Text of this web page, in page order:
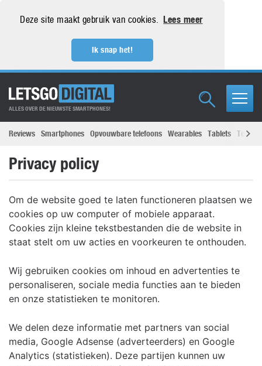
Deze site maakt gebruik van cookies. Lees meer
Ik snap het!
ALLES OVER DE NIEUWSTE SMARTPHONES!
Reviews Smartphones Opvouwbare telefoons Wearables Tablets
Privacy policy
Om de website goed te laten functioneren plaatsen we
cookies op uw computer of mobiele apparaat.
Cookies zijn kleine tekstbestanden die de website in
staat stelt om uw acties en voorkeuren te onthouden.
Wij gebruiken cookies om inhoud en advertenties te
personaliseren, sociale media functies aan te bieden
en onze statistieken te monitoren.
We delen deze informatie met partners van social
media, Google Adsense (adverteerders) en Google
Analytics (statistieken). Deze partijen kunnen uw